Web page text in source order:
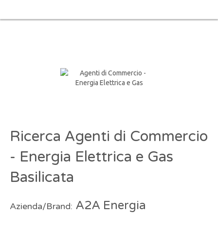
Ricerca Agenti di Commercio
- Energia Elettrica e Gas
Basilicata
Azienda/Brand: A2A Energia